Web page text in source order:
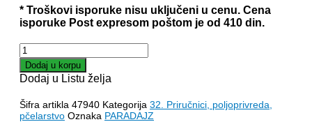
* Troškovi isporuke nisu uključeni u cenu. Cena
isporuke Post expresom poštom je od 410 din.
PARADAJZ
–
Ivan
Petrović
količina
Dodaj u korpu
Dodaj u Listu želja
Šifra artikla 47940 Kategorija 32. Priručnici, poljoprivreda,
pčelarstvo Oznaka PARADAJZ